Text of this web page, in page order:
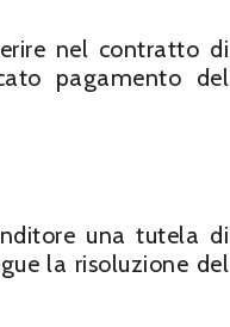
nel contratto di
pagamento del
una tutela di
la risoluzione del